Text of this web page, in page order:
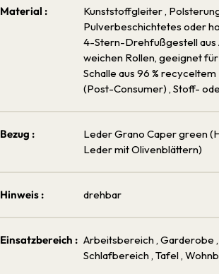
Material : Kunststoffgleiter ,
Pulverbeschichtetes oder
4-Stern-Drehfußgestell aus
weichen Rollen, geeignet
Schalle aus 96 %
(Post-Consumer) , Stoff-
Bezug :
Leder Grano Caper green
Leder mit Olivenblättern)
Hinweis : drehbar
Einsatzbereich : Arbeitsbereich , Garderobe
Schlafbereich , Tafel ,